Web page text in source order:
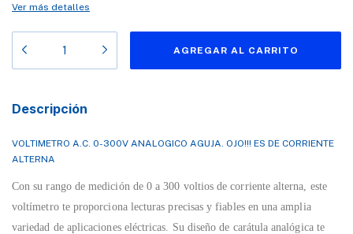
Ver más detalles
Descripción
VOLTIMETRO A.C. 0-300V ANALOGICO AGUJA. OJO!!! ES DE CORRIENTE
ALTERNA
Con su rango de medición de 0 a 300 voltios de corriente alterna, este
voltímetro te proporciona lecturas precisas y fiables en una amplia
variedad de aplicaciones eléctricas. Su diseño de carátula analógica te